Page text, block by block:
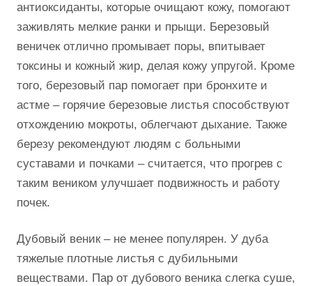
антиоксиданты, которые очищают кожу, помогают
заживлять мелкие ранки и прыщи. Березовый
веничек отлично промывает поры, впитывает
токсины и кожный жир, делая кожу упругой. Кроме
того, березовый пар помогает при бронхите и
астме – горячие березовые листья способствуют
отхождению мокроты, облегчают дыхание. Также
березу рекомендуют людям с больными
суставами и почками – считается, что прогрев с
таким веником улучшает подвижность и работу
почек.
Дубовый веник – не менее популярен. У дуба
тяжелые плотные листья с дубильными
веществами. Пар от дубового веника слегка суше,